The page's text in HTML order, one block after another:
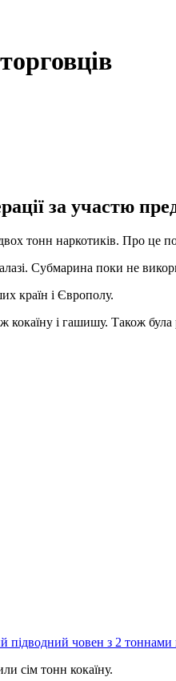
за участю
тонн наркотиків. Про це
Субмарина поки не
країн і Європолу.
кокаїну і гашишу. Також була
підводний човен з 2 тоннами
сім тонн кокаїну.